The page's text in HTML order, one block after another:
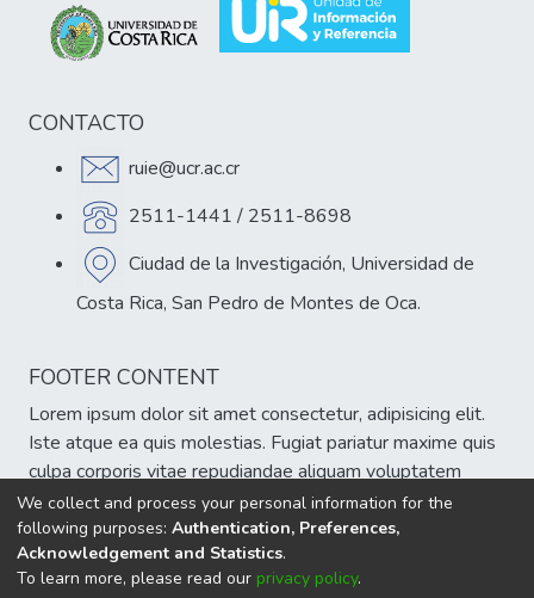
CONTACTO
ruie@ucr.ac.cr
2511-1441 / 2511-8698
Ciudad de la Investigación, Universidad de
Costa Rica, San Pedro de Montes de Oca.
FOOTER CONTENT
Lorem ipsum dolor sit amet consectetur, adipisicing elit.
Iste atque ea quis molestias. Fugiat pariatur maxime quis
culpa corporis vitae repudiandae aliquam voluptatem
veniam, est atque cumque eum delectus sint!
DSpace softwarecopyright © 2002-2026
We collect and process your personal information for the
following purposes: Authentication, Preferences,
Acknowledgement and Statistics.
To learn more, please read our privacy policy.